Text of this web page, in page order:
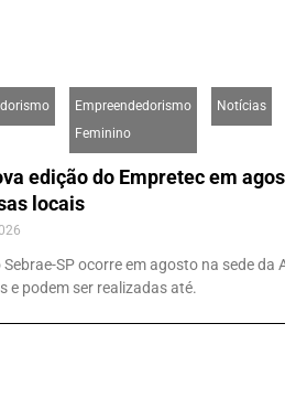
Empreendedorismo
Feminino
Notícias
edição do Empretec em
locais
SP ocorre em agosto na sede da
e podem ser realizadas até.